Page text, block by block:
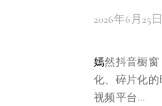
2026年6月25日
嫣然抖音橱窗：一扇通向虚拟世界的橱窗在这个数字
化、碎片化
视频平台…